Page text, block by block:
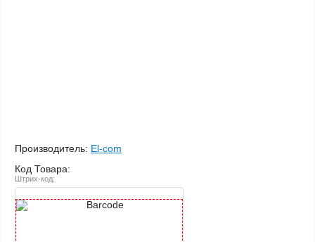
Производитель: El-com
Код Товара:
Штрих-код: